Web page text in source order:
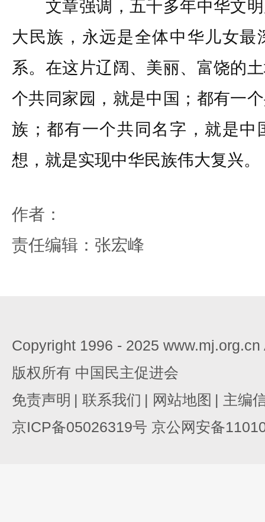
文章强调，五千多年中华文明
大民族，永远是全体中华儿女最
系。在这片辽阔、美丽、富饶的
个共同家园，就是中国；都有一
族；都有一个共同名字，就是中
想，就是实现中华民族伟大复兴。
作者：
责任编辑：张宏峰
Copyright 1996 - 2025
版权所有 中国民主促进会
免责声明 | 联系我们 | 网站地图 | 主编
京ICP备05026319号 京公网安备